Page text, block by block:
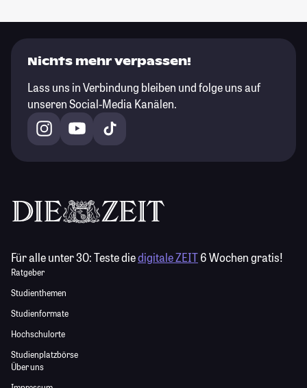
Nichts mehr verpassen!
Lass uns in Verbindung bleiben und folge uns auf
unseren Social-Media Kanälen.
Für alle unter 30:Teste diedigitale ZEIT6 Wochen gratis!
Ratgeber
Studienthemen
Studienformate
Hochschulorte
Studienplatzbörse
Über uns